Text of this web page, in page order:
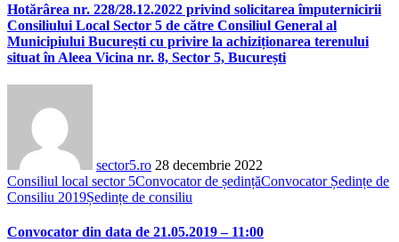
Hotărârea nr. 228/28.12.2022 privind solicitarea împuternicirii
Consiliului Local Sector 5 de către Consiliul General al
Municipiului București cu privire la achiziționarea terenului
situat în Aleea Vicina nr. 8, Sector 5, București
sector5.ro 28 decembrie 2022
Consiliul local sector 5Convocator de ședințăConvocator Ședințe de
Consiliu 2019Ședințe de consiliu
Convocator din data de 21.05.2019 – 11:00